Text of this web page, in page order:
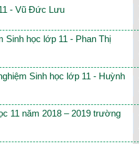
- Vũ Đức Lưu
Sinh học lớp 11 - Phan Thị
Sinh học lớp 11 - Huỳnh
11 năm 2018 – 2019 trường